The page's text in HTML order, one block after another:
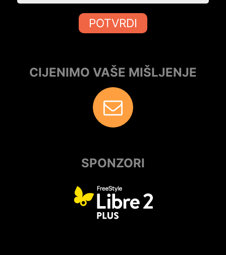
POTVRDI
CIJENIMO VAŠE MIŠLJENJE
SPONZORI